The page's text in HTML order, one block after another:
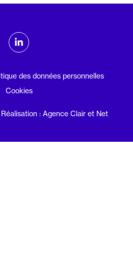
sociaux
Linkedin
des données personnelles
Cookies
Réalisation : Agence Clair et Net